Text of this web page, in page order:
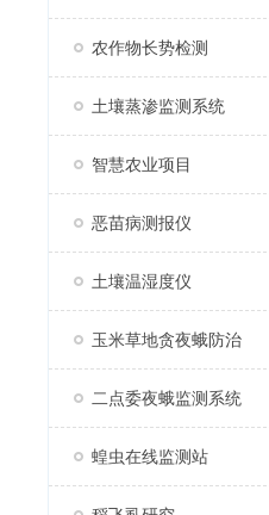
农作物长势检测
土壤蒸渗监测系统
智慧农业项目
恶苗病测报仪
土壤温湿度仪
玉米草地贪夜蛾防治
二点委夜蛾监测系统
蝗虫在线监测站